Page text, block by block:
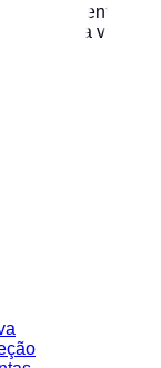
representam a
a